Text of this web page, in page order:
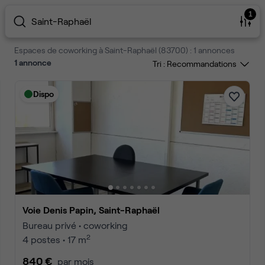
Saint-Raphaël
1
Espaces de coworking à Saint-Raphaël (83700) : 1 annonces
1annonce Tri :
Dispo
Voie Denis Papin, Saint-Raphaël
Bureau privé • coworking
4 postes • 17 m2
840 € par mois